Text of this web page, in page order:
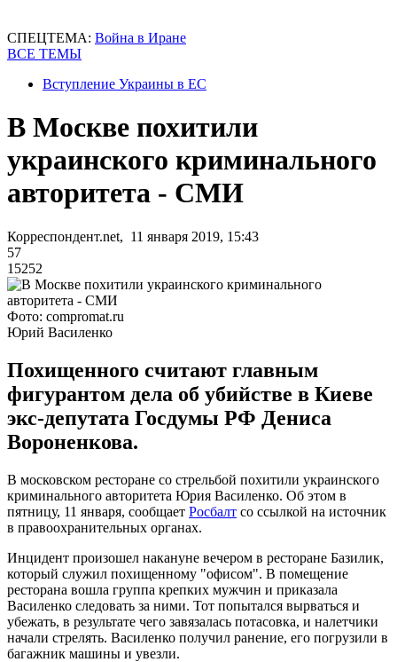
СПЕЦТЕМА: Война в Иране
ВСЕ ТЕМЫ
Вступление Украины в ЕС
В Москве похитили
украинского криминального
авторитета - СМИ
Корреспондент.net, 11 января 2019, 15:43
57
15252
Фото: compromat.ru
Юрий Василенко
Похищенного считают главным
фигурантом дела об убийстве в Киеве
экс-депутата Госдумы РФ Дениса
Вороненкова.
В московском ресторане со стрельбой похитили украинского
криминального авторитета Юрия Василенко. Об этом в
пятницу, 11 января, сообщает Росбалт со ссылкой на источник
в правоохранительных органах.
Инцидент произошел накануне вечером в ресторане Базилик,
который служил похищенному "офисом". В помещение
ресторана вошла группа крепких мужчин и приказала
Василенко следовать за ними. Тот попытался вырваться и
убежать, в результате чего завязалась потасовка, и налетчики
начали стрелять. Василенко получил ранение, его погрузили в
багажник машины и увезли.